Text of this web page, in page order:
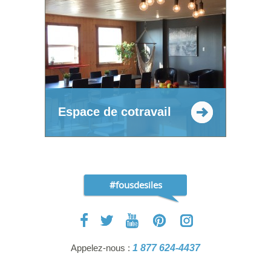
Espace de cotravail
#fousdesiles
Appelez-nous : 1 877 624-4437